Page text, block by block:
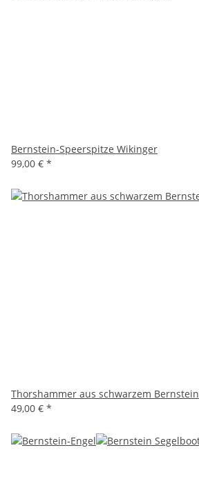
Bernstein-Speerspitze Wikinger
99,00 € *
Thorshammer aus schwarzem Bernstein
49,00 € *